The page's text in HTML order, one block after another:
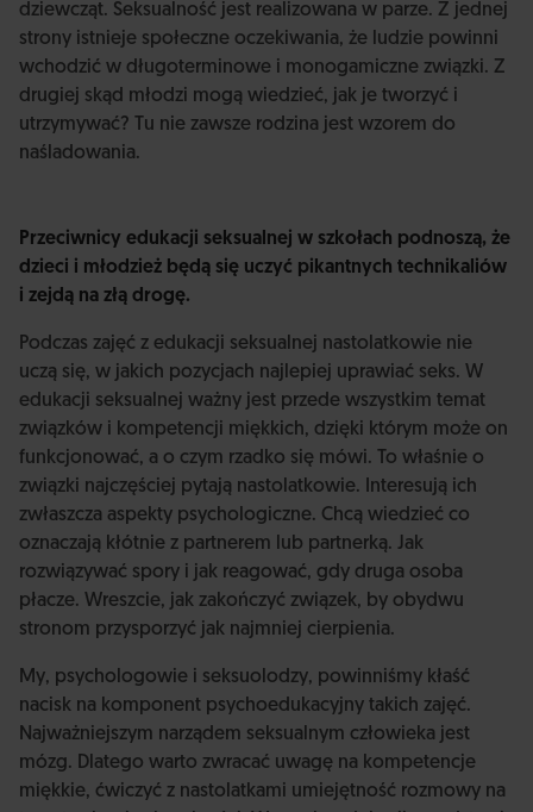
dziewcząt. Seksualność jest realizowana w parze. Z jednej
strony istnieje społeczne oczekiwania, że ludzie powinni
wchodzić w długoterminowe i monogamiczne związki. Z
drugiej skąd młodzi mogą wiedzieć, jak je tworzyć i
utrzymywać? Tu nie zawsze rodzina jest wzorem do
naśladowania.
Przeciwnicy edukacji seksualnej w szkołach podnoszą, że
dzieci i młodzież będą się uczyć pikantnych technikaliów
i zejdą na złą drogę.
Podczas zajęć z edukacji seksualnej nastolatkowie nie
uczą się, w jakich pozycjach najlepiej uprawiać seks. W
edukacji seksualnej ważny jest przede wszystkim temat
związków i kompetencji miękkich, dzięki którym może on
funkcjonować, a o czym rzadko się mówi. To właśnie o
związki najczęściej pytają nastolatkowie. Interesują ich
zwłaszcza aspekty psychologiczne. Chcą wiedzieć co
oznaczają kłótnie z partnerem lub partnerką. Jak
rozwiązywać spory i jak reagować, gdy druga osoba
płacze. Wreszcie, jak zakończyć związek, by obydwu
stronom przysporzyć jak najmniej cierpienia.
My, psychologowie i seksuolodzy, powinniśmy kłaść
nacisk na komponent psychoedukacyjny takich zajęć.
Najważniejszym narządem seksualnym człowieka jest
mózg. Dlatego warto zwracać uwagę na kompetencje
miękkie, ćwiczyć z nastolatkami umiejętność rozmowy na